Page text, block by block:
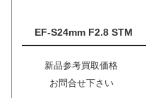
EF-S24mm F2.8 STM
新品参考買取価格
お問合せ下さい